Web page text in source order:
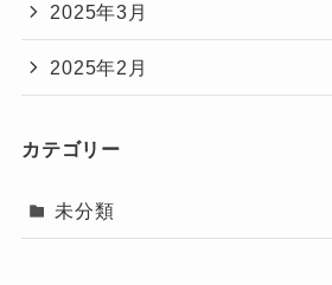
2025年3月
2025年2月
カテゴリー
未分類